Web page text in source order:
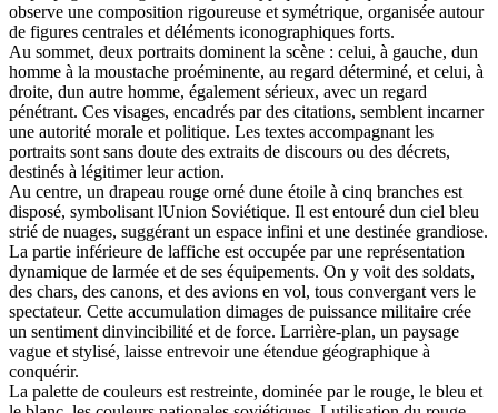
observe une composition rigoureuse et symétrique, organisée autour
de figures centrales et déléments iconographiques forts.
Au sommet, deux portraits dominent la scène : celui, à gauche, dun
homme à la moustache proéminente, au regard déterminé, et celui, à
droite, dun autre homme, également sérieux, avec un regard
pénétrant. Ces visages, encadrés par des citations, semblent incarner
une autorité morale et politique. Les textes accompagnant les
portraits sont sans doute des extraits de discours ou des décrets,
destinés à légitimer leur action.
Au centre, un drapeau rouge orné dune étoile à cinq branches est
disposé, symbolisant lUnion Soviétique. Il est entouré dun ciel bleu
strié de nuages, suggérant un espace infini et une destinée grandiose.
La partie inférieure de laffiche est occupée par une représentation
dynamique de larmée et de ses équipements. On y voit des soldats,
des chars, des canons, et des avions en vol, tous convergant vers le
spectateur. Cette accumulation dimages de puissance militaire crée
un sentiment dinvincibilité et de force. Larrière-plan, un paysage
vague et stylisé, laisse entrevoir une étendue géographique à
conquérir.
La palette de couleurs est restreinte, dominée par le rouge, le bleu et